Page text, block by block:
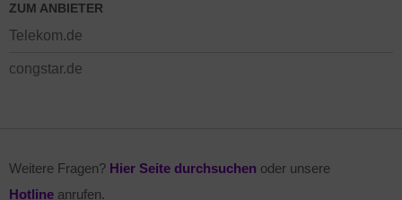
ZUM ANBIETER
Telekom.de
congstar.de
Weitere Fragen? Hier Seite durchsuchen oder unsere
Hotline anrufen.